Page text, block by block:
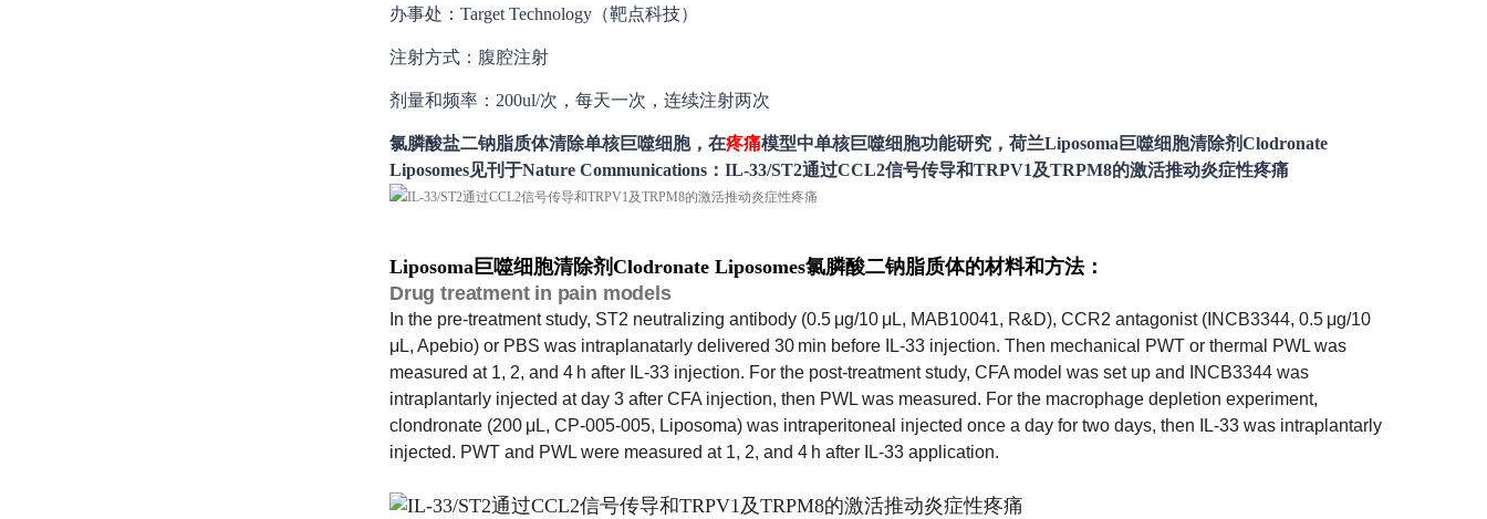
办事处：Target Technology（靶点科技）
注射方式：腹腔注射
剂量和频率：200ul/次，每天一次，连续注射两次
氯膦酸盐二钠脂质体清除单核巨噬细胞，在疼痛模型中单核巨噬细胞功能研究，荷兰Liposoma巨噬细胞清除剂Clodronate
Liposomes见刊于Nature Communications ：IL-33/ST2通过CCL2信号传导和TRPV1及TRPM8的激活推动炎症性疼痛
Liposoma巨噬细胞清除剂Clodronate Liposomes氯膦酸二钠脂质体的材料和方法：
Drug treatment in pain models
In the pre-treatment study, ST2 neutralizing antibody (0.5 μg/10 μL, MAB10041, R&D), CCR2 antagonist (INCB3344, 0.5 μg/10
μL, Apebio) or PBS was intraplanatarly delivered 30 min before IL-33 injection. Then mechanical PWT or thermal PWL was
measured at 1, 2, and 4 h after IL-33 injection. For the post-treatment study, CFA model was set up and INCB3344 was
intraplantarly injected at day 3 after CFA injection, then PWL was measured. For the macrophage depletion experiment,
clondronate (200 μL, CP-005-005, Liposoma) was intraperitoneal injected once a day for two days, then IL-33 was intraplantarly
injected. PWT and PWL were measured at 1, 2, and 4 h after IL-33 application.